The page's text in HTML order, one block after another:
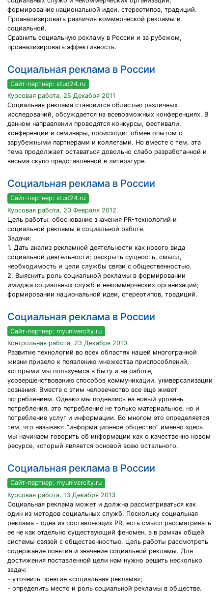
формирование национальной идеи, стереотипов, традиций.
Проанализировать различия коммерческой рекламы и
социальной.
Сравнить социальную рекламу в России и за рубежом,
проанализировать эффективность.
Социальная реклама в России
Сайт-партнер: stud24.ru
Курсовая работа, 25 Декабря 2011
Социальная реклама становится областью различных
исследований, обсуждается на всевозможных конференциях. В
данном направлении проводятся конкурсы, фестивали,
конференции и семинары, происходит обмен опытом с
зарубежными партнерами и коллегами. Но вместе с тем, эта
тема продолжает оставаться довольно слабо разработанной и
весьма скупо представленной в литературе.
Социальная реклама в России
Сайт-партнер: stud24.ru
Курсовая работа, 20 Февраля 2012
Цель работы: обоснование значения PR-технологий и
социальной рекламы в социальной работе.
Задачи:
1. Дать анализ рекламной деятельности как нового вида
социальной деятельности; раскрыть сущность, смысл,
необходимость и цели службы связи с общественностью.
2. Выяснить роль социальной рекламы в формировании
имиджа социальных служб и некоммерческих организаций;
формировании национальной идеи, стереотипов, традиций.
Социальная реклама в России
Сайт-партнер: myunivercity.ru
Контрольная работа, 23 Декабря 2010
Развитие технологий во всех областях нашей многогранной
жизни привело к появлению множества приспособлений,
которыми мы пользуемся в быту и на работе,
усовершенствованию способов коммуникации, универсализации
сознания. Вместе с этим человечество все еще живет
потреблением. Однако мы поднялись на новый уровень
потребления, это потребление не только материальное, но и
потребление услуг и информации. Во многом это определяется
тем, что называют “информационное общество” именно здесь
мы начинаем говорить об информации как о качественно новом
ресурсе, который является основой всею остального.
Социальная реклама в России
Сайт-партнер: myunivercity.ru
Курсовая работа, 13 Декабря 2013
Социальная реклама может и должна рассматриваться как
один из методов социальных служб. Поскольку социальная
реклама - одна из составляющих PR, есть смысл рассматривать
ее не как отдельно существующий феномен, а в рамках общей
системы связей с общественностью. Цель работы рассмотреть
содержание понятия и значение социальной рекламы. Для
достижения поставленной цели нам нужно решить несколько
задач:
- уточнить понятие «социальная реклама»;
- определить место и роль социальной рекламы в обществе.